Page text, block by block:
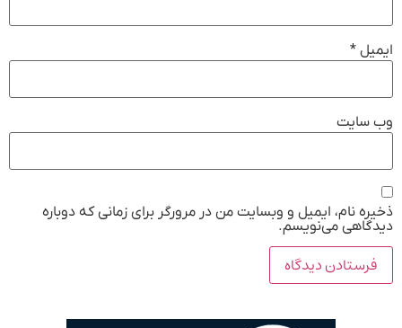
ایمیل *
وب‌ سایت
ذخیره نام، ایمیل و وبسایت من در مرورگر برای زمانی که دوباره
دیدگاهی می‌نویسم.